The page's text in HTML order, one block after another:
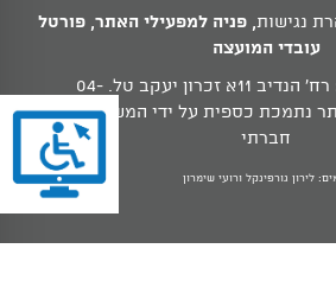
נגישות, פניה למפעילי האתר, פורטל
עובדי המועצה
זכרון יעקב טל.
04-
נתמכת כספית על ידי המשרד לשוויון
חברתי
לירון גורפינקל ורועי שימרון